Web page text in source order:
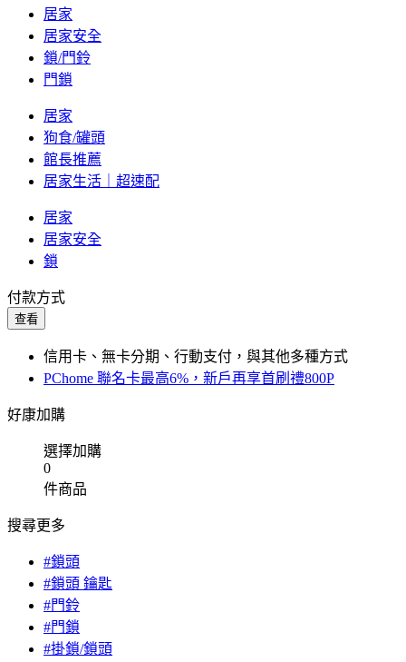
居家
居家安全
鎖/門鈴
門鎖
居家
狗食/罐頭
館長推薦
居家生活｜超速配
居家
居家安全
鎖
付款方式
查看
信用卡、無卡分期、行動支付，與其他多種方式
PChome 聯名卡最高6%，新戶再享首刷禮800P
好康加購
選擇加購
0
件商品
搜尋更多
#鎖頭
#鎖頭 鑰匙
#門鈴
#門鎖
#掛鎖/鎖頭